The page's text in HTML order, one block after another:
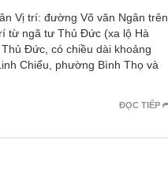
Vị trí: đường Võ văn Ngân trên
từ ngã tư Thủ Đức (xa lộ Hà
Đức, có chiều dài khoảng
Chiểu, phường Bình Thọ và
ĐỌC TIẾP